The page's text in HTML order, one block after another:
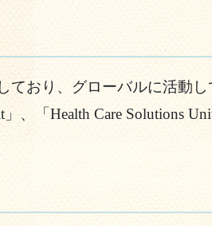
おり、グローバルに活動
、「Health Care Solutions